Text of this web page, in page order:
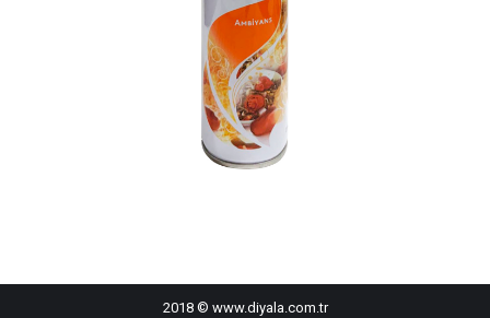
2018 © www.diyala.com.tr